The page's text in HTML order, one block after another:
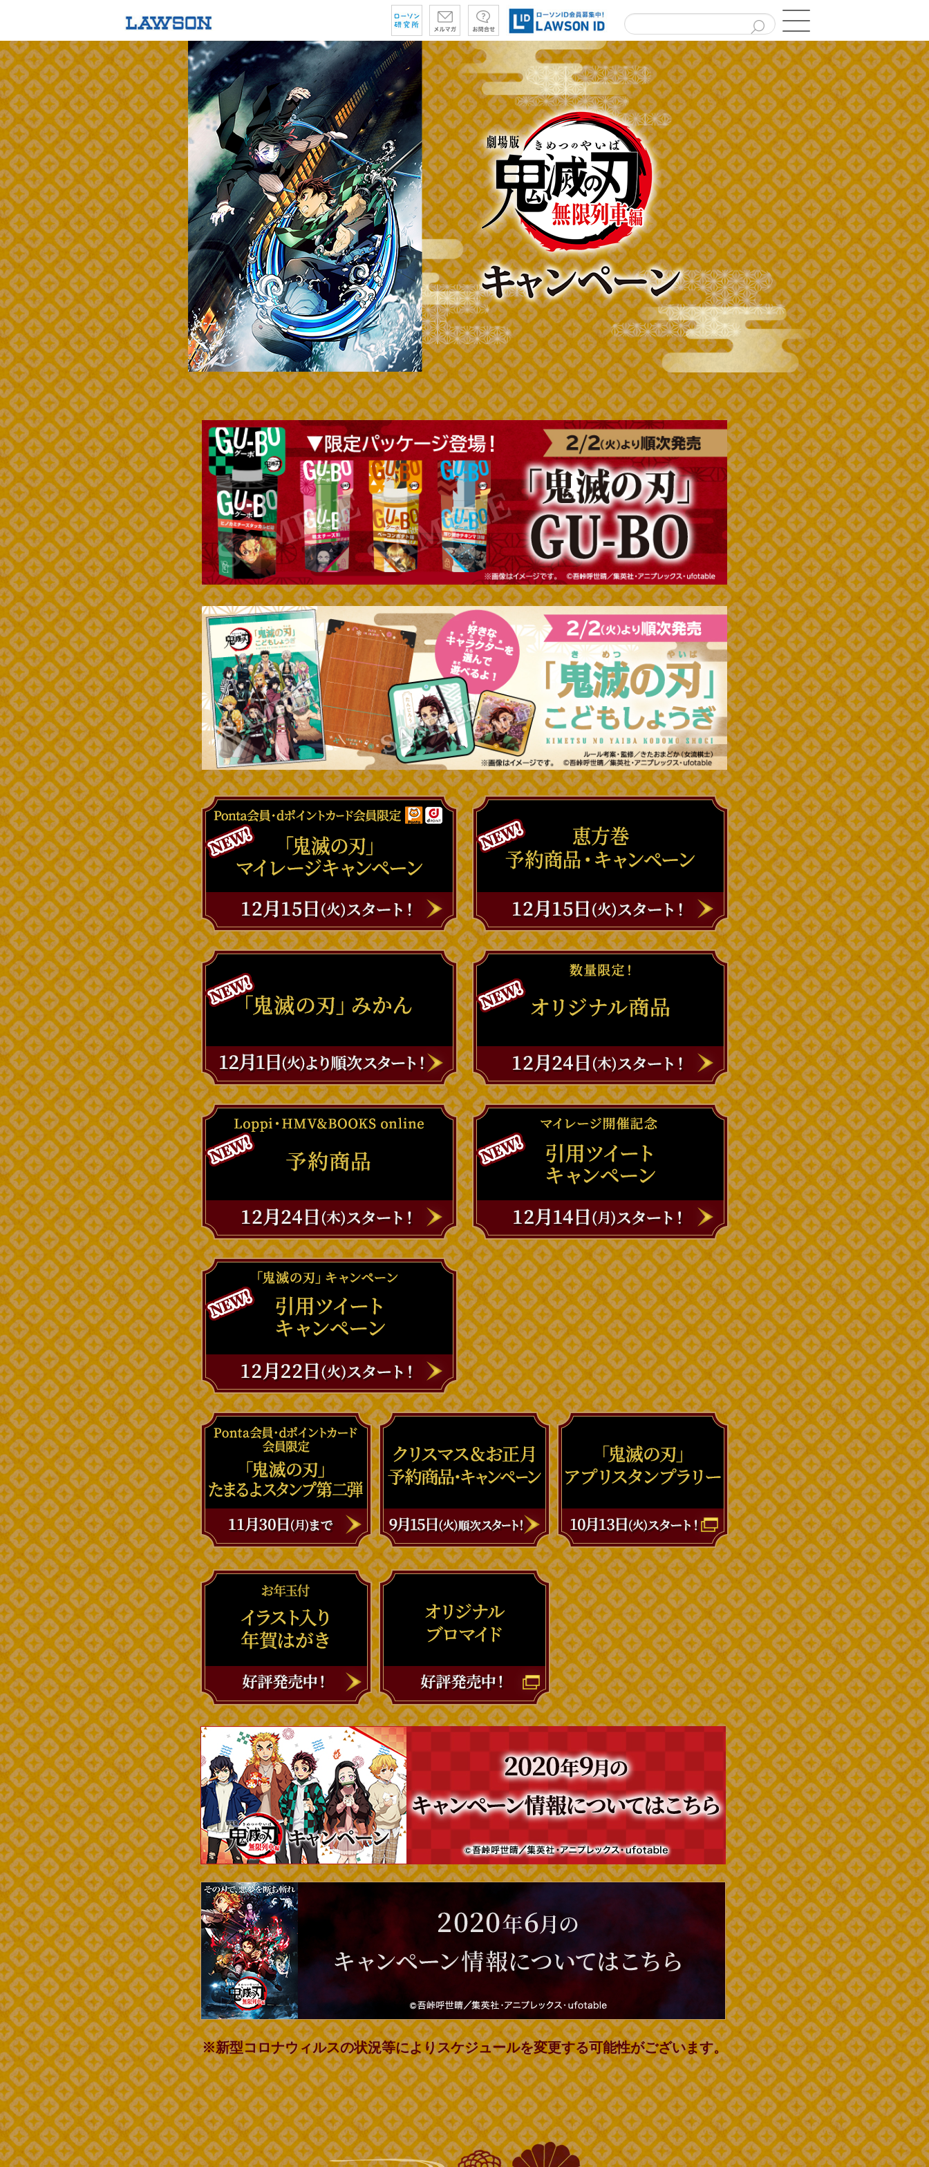
※新型コロナウィルスの状況等によりスケジュールを変更する可能性がございます。